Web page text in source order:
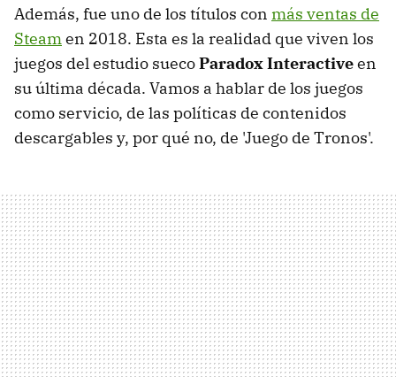
Además, fue uno de los títulos con más ventas de
Steamen 2018. Esta es la realidad que viven los
juegos del estudio suecoParadox Interactiveen
su última década. Vamos a hablar de los juegos
como servicio, de las políticas de contenidos
descargables y, por qué no, de 'Juego de Tronos'.